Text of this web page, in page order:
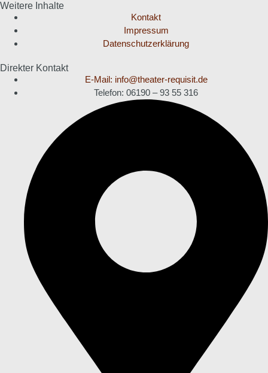
Weitere Inhalte
Kontakt
Impressum
Datenschutzerklärung
Direkter Kontakt
E-Mail: info@theater-requisit.de
Telefon: 06190 – 93 55 316